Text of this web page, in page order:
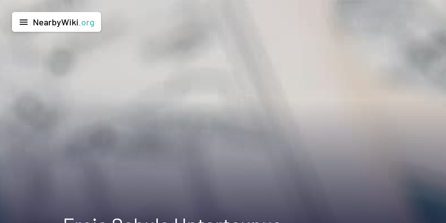
menu NearbyWiki .org